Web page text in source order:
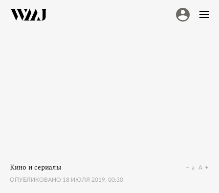
Кино и сериалы
ОПУБЛИКОВАНО 18 ИЮЛЯ 2019, 00:30
a A